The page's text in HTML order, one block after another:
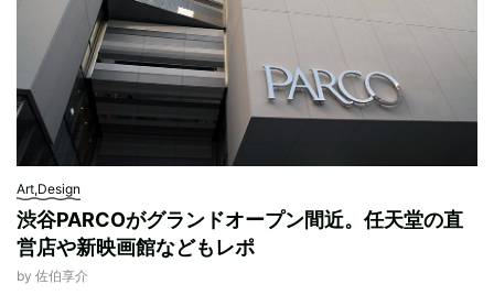
Art,Design
渋谷PARCOがグランドオープン間近。任天堂の直
営店や新映画館などもレポ
by 佐伯享介